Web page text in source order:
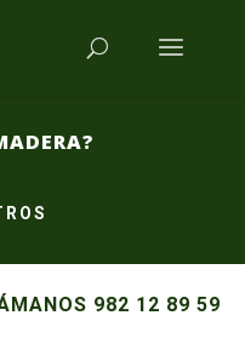
982 12 89 59